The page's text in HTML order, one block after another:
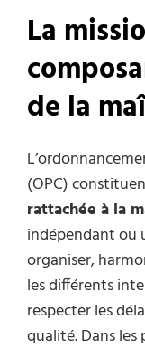
La
de la
(OPC)
rattachée à la
indépendant ou
organiser,
les différents
respecter les
qualité. Dans